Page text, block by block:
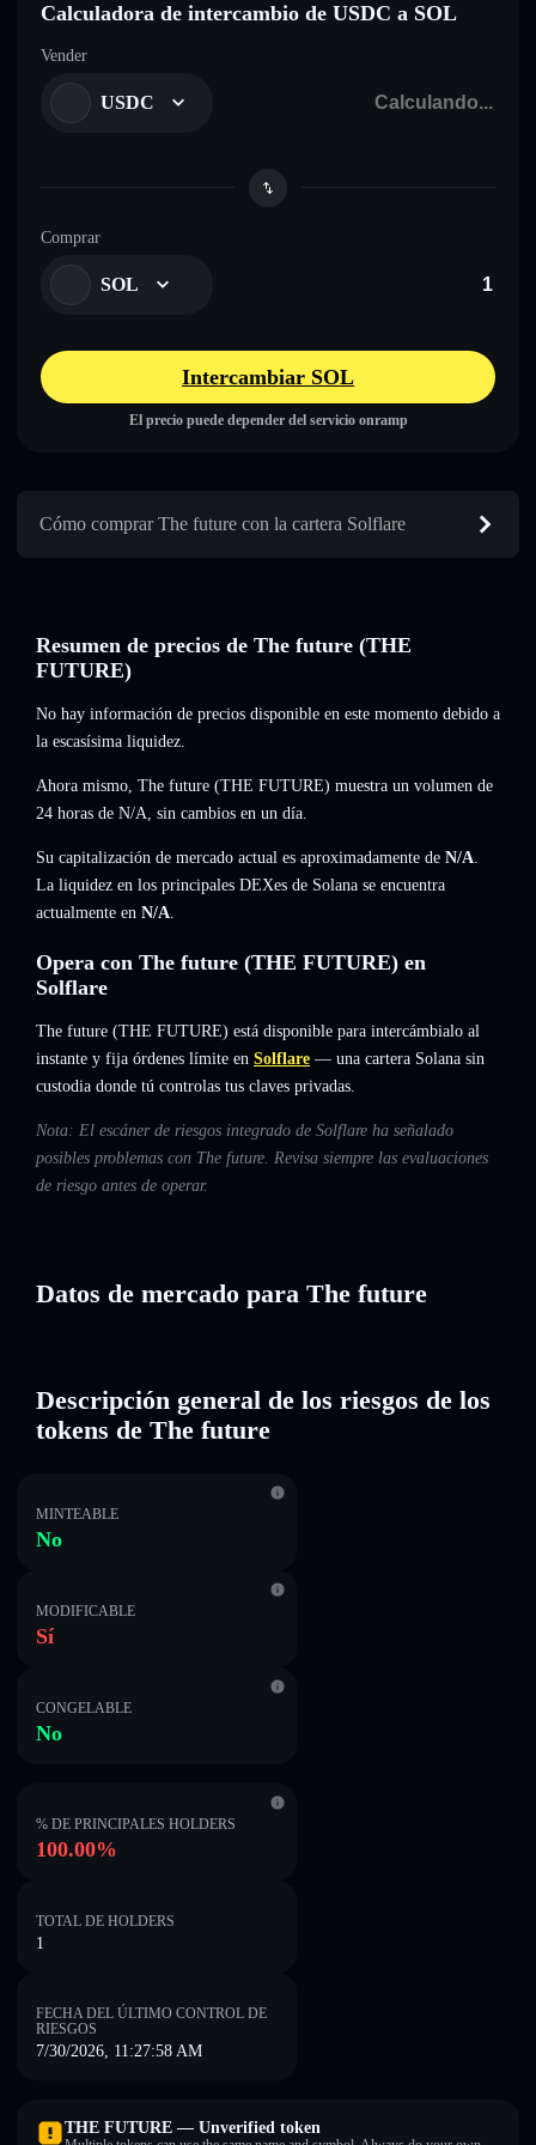
Calculadora de intercambio de USDC a SOL
Vender
USDC
Comprar
SOL
Intercambiar SOL
El precio puede depender del servicio onramp
Cómo comprar The future con la cartera Solflare
Resumen de precios de The future (THE
FUTURE)
No hay información de precios disponible en este momento debido a
la escasísima liquidez.
Ahora mismo, The future (THE FUTURE) muestra un volumen de
24 horas de N/A, sin cambios en un día.
Su capitalización de mercado actual es aproximadamente de N/A.
La liquidez en los principales DEXes de Solana se encuentra
actualmente en N/A.
Opera con The future (THE FUTURE) en
Solflare
The future (THE FUTURE) está disponible para intercámbialo al
instante y fija órdenes límite en Solflare — una cartera Solana sin
custodia donde tú controlas tus claves privadas.
Nota: El escáner de riesgos integrado de Solflare ha señalado
posibles problemas con The future. Revisa siempre las evaluaciones
de riesgo antes de operar.
Datos de mercado para The future
Descripción general de los riesgos de los
tokens de The future
MINTEABLE
No
MODIFICABLE
Sí
CONGELABLE
No
% DE PRINCIPALES HOLDERS
100.00%
TOTAL DE HOLDERS
1
FECHA DEL ÚLTIMO CONTROL DE
RIESGOS
7/30/2026, 11:27:58 AM
THE FUTURE — Unverified token